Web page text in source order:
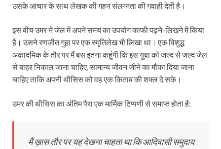
उसके आचार के साथ लेखक की गहन संलग्नता की गवाही देती है।
इस बीच उमर ने जेल में अपने समय का उपयोग काफी पढ़ने-लिखने में किया
है। उसने रणजीत गुहा पर एक स्मृतिलेख भी लिखा था। एक विशुद्ध
अकादमिक के तौर पर मैं बस इतना कहूंगी कि इस युवा को जल्द से जल्द जेल
से बाहर निकाल जाना चाहिए, सामान्य जीवन जीने का मौका दिया जाना
चाहिए ताकि अपनी थीसिस को वह एक किताब की शक्ल दे सके।
उमर की थीसिस का अंतिम पैरा एक मार्मिक टिप्पणी से समाप्त होता है:
मैं ख़ास तौर पर यह देखना चाहता था कि आदिवासी समुदाय